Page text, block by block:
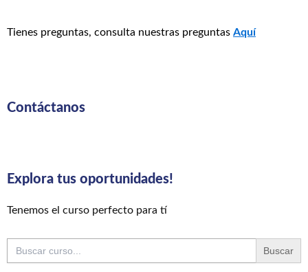
Tienes preguntas, consulta nuestras preguntas Aquí
Contáctanos
Explora tus oportunidades!
Tenemos el curso perfecto para tí
Buscar: